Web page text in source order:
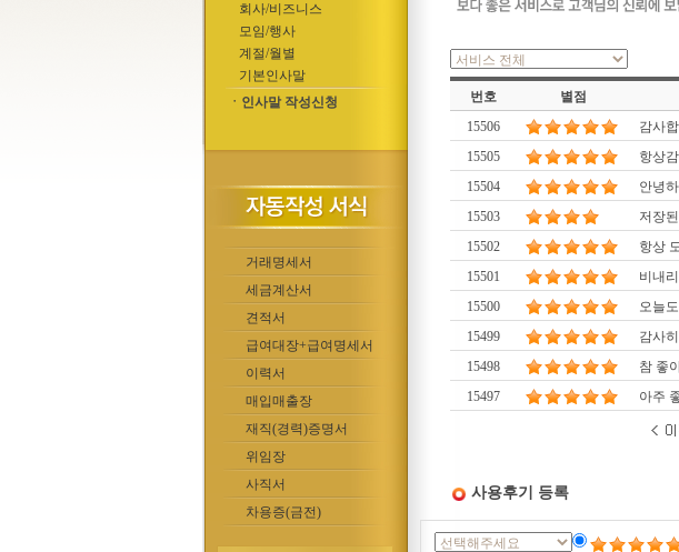
회사/비즈니스
모임/행사
계절/월별
기본인사말
ㆍ인사말 작성신청
거래명세서
세금계산서
견적서
급여대장+급여명세서
이력서
매입매출장
재직(경력)증명서
위임장
사직서
차용증(금전)
번호 별점
15506
감사
15505
항상
15504
안녕
15503
저장
15502
항상
15501
비내
15500
오늘
15499
감사
15498
참 좋
15497
아주
사용후기 등록